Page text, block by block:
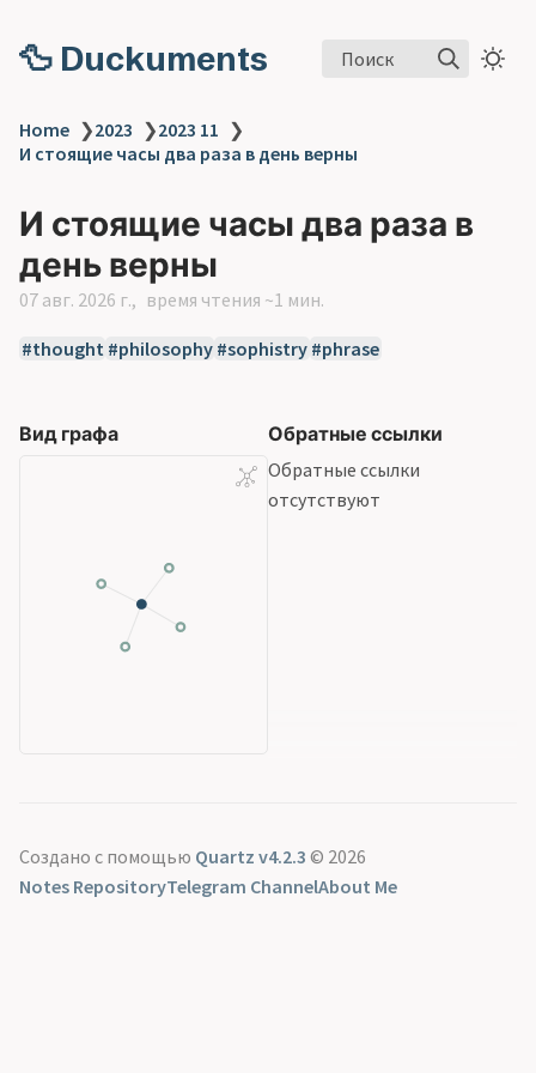
🦆 Duckuments Поиск
Home ❯2023 ❯2023 11 ❯
И стоящие часы два раза в день верны
И стоящие часы два раза в
день верны
07 авг. 2026 г. время чтения ~1 мин.
thought philosophy sophistry phrase
Вид графа
Обратные ссылки
Обратные ссылки
отсутствуют
Создано с помощью Quartz v4.2.3 © 2026
Notes RepositoryTelegram ChannelAbout Me